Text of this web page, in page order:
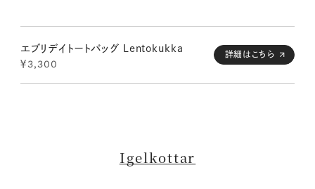
エブリデイトートバッグ Lentokukka
￥3,300
詳細はこちら
Igelkottar